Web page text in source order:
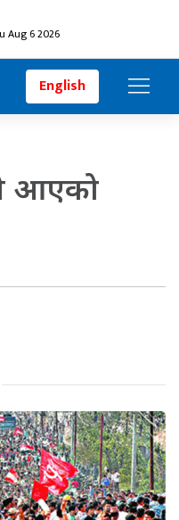
Aug 6 2026
English
आएको